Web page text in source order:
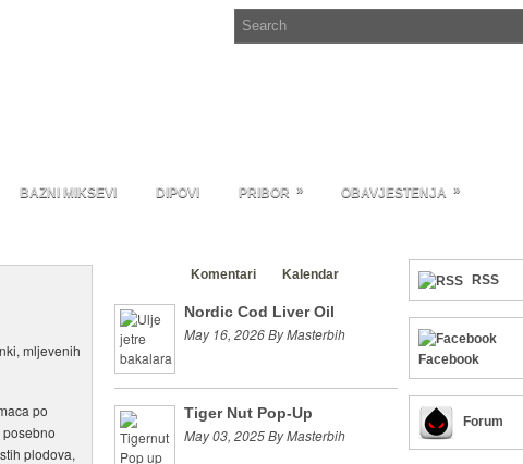
BAZNI MIKSEVI DIPOVI PRIBOR » OBAVJESTENJA »
mljevenih
po
plodova,
Komentari Kalendar
Nordic Cod Liver Oil
May 16, 2026 By Masterbih
Tiger Nut Pop-Up
May 03, 2025 By Masterbih
RSS
Facebook
Forum